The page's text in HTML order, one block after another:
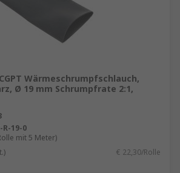
Wärmeschrumpfschlauch,
Ø 19 mm Schrumpfrate 2:1,
R-19-0
mit 5 Meter)
€ 22,30/Rolle